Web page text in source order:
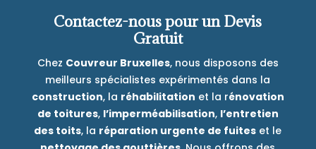
Contactez-nous pour un Devis
Gratuit
Chez Couvreur Bruxelles, nous disposons des
meilleurs spécialistes expérimentés dans la
construction, la réhabilitation et la rénovation
de toitures, l’imperméabilisation, l’entretien
des toits, la réparation urgente de fuites et le